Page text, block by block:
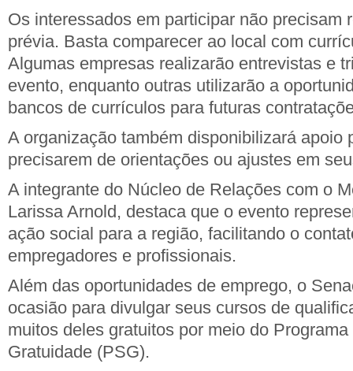
Os interessados em participar não precisam
prévia. Basta comparecer ao local com
Algumas empresas realizarão entrevistas e
evento, enquanto outras utilizarão a
bancos de currículos para futuras
A organização também disponibilizará apoio
precisarem de orientações ou ajustes em
A integrante do Núcleo de Relações com o
Larissa Arnold, destaca que o evento
ação social para a região, facilitando o
empregadores e profissionais.
Além das oportunidades de emprego, o
ocasião para divulgar seus cursos de
muitos deles gratuitos por meio do
Gratuidade (PSG).